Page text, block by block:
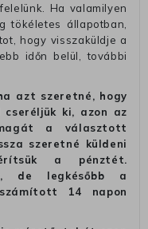
Ha valamilyen
tökéletes állapotban,
hogy visszaküldje a
időn belül, további
azt szeretné, hogy
ki, azon az
a választott
szeretné küldeni
a pénztét.
de legkésőbb a
14 napon